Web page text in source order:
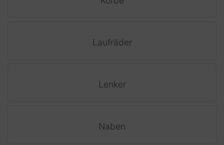
Laufräder
Lenker
Naben